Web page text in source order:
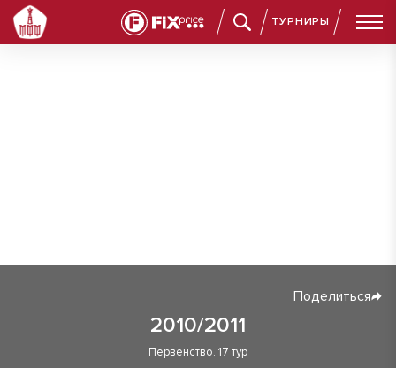
ТУРНИРЫ
2010/2011
Поделиться
Первенство. 17 тур